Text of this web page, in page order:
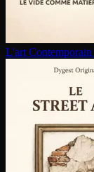
L'art Contem­po­rain